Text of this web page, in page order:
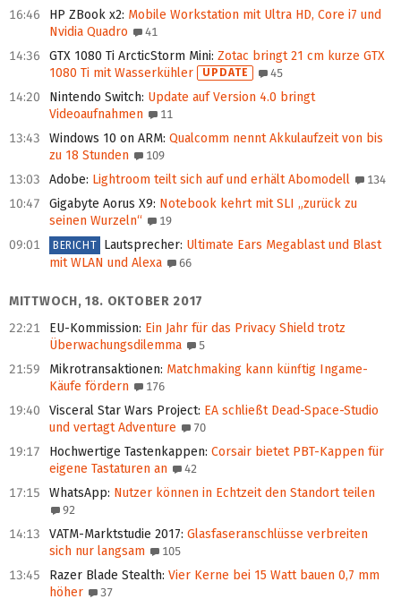
16:46 HP ZBook x2: Mobile Workstation mit Ultra HD, Core i7 und
Nvidia Quadro
41
14:36 GTX 1080 Ti ArcticStorm Mini: Zotac bringt 21 cm kurze GTX
1080 Ti mit Wasserkühler
UPDATE 45
14:20 Nintendo Switch: Update auf Version 4.0 bringt
Videoaufnahmen
11
13:43 Windows 10 on ARM: Qualcomm nennt Akkulaufzeit von bis
zu 18 Stunden
109
13:03 Adobe: Lightroom teilt sich auf und erhält Abomodell 134
10:47 Gigabyte Aorus X9: Notebook kehrt mit SLI „zurück zu
seinen Wurzeln“
19
09:01 BERICHT Lautsprecher: Ultimate Ears Megablast und Blast
mit WLAN und Alexa
66
MITTWOCH, 18. OKTOBER 2017
22:21
EU-Kommission: Ein Jahr für das Privacy Shield trotz
Überwachungsdilemma
5
21:59 Mikrotransaktionen: Matchmaking kann künftig Ingame-
Käufe fördern
176
19:40 Visceral Star Wars Project: EA schließt Dead-Space-Studio
und vertagt Adventure
70
19:17 Hochwertige Tastenkappen: Corsair bietet PBT-Kappen für
eigene Tastaturen an
42
17:15 WhatsApp: Nutzer können in Echtzeit den Standort teilen
92
14:13 VATM-Marktstudie 2017: Glasfaseranschlüsse verbreiten
sich nur langsam
105
13:45 Razer Blade Stealth: Vier Kerne bei 15 Watt bauen 0,7 mm
höher
37